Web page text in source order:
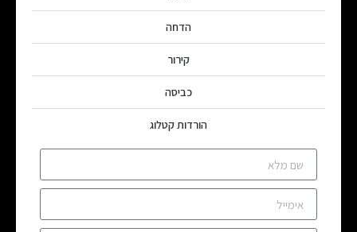
הדחה
קירור
כביסה
הורדות קטלוג